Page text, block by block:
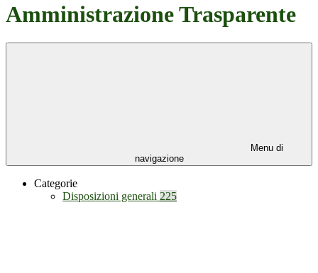
Amministrazione Trasparente
Menu di
navigazione
Categorie
Disposizioni generali 225